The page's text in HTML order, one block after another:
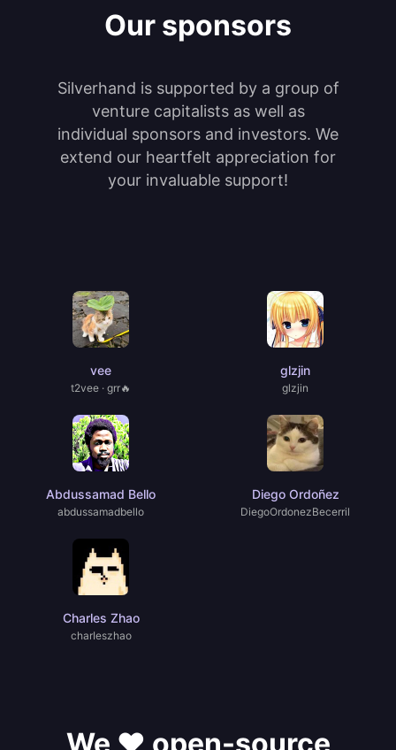
Our sponsors
Silverhand is supported by a group of
venture capitalists as well as
individual sponsors and investors. We
extend our heartfelt appreciation for
your invaluable support!
vee
t2vee · grr🔥
glzjin
glzjin
Abdussamad Bello
abdussamadbello
Diego Ordoñez
DiegoOrdonezBecerril
Charles Zhao
charIeszhao